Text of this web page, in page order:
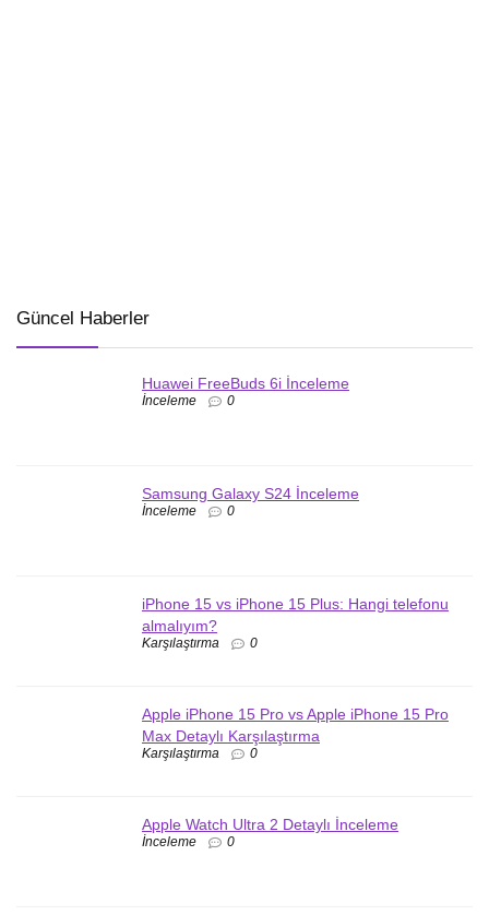
Güncel Haberler
Huawei FreeBuds 6i İnceleme
İnceleme 0
Samsung Galaxy S24 İnceleme
İnceleme 0
iPhone 15 vs iPhone 15 Plus: Hangi telefonu
almalıyım?
Karşılaştırma 0
Apple iPhone 15 Pro vs Apple iPhone 15 Pro
Max Detaylı Karşılaştırma
Karşılaştırma 0
Apple Watch Ultra 2 Detaylı İnceleme
İnceleme 0